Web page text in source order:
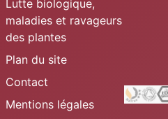
Lutte biologique,
maladies et ravageurs
des plantes
Plan du site
Contact
Mentions légales